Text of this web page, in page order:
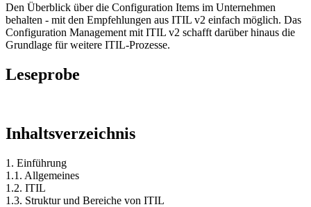
Den Überblick über die Configuration Items im Unternehmen
behalten - mit den Empfehlungen aus ITIL v2 einfach möglich. Das
Configuration Management mit ITIL v2 schafft darüber hinaus die
Grundlage für weitere ITIL-Prozesse.
Leseprobe
Inhaltsverzeichnis
1. Einführung
1.1. Allgemeines
1.2. ITIL
1.3. Struktur und Bereiche von ITIL